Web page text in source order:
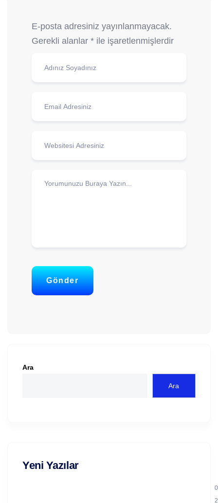
E-posta adresiniz yayınlanmayacak.
Gerekli alanlar * ile işaretlenmişlerdir
Gönder
Ara
Ara
Yeni Yazılar